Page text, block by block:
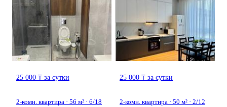
25 000 ₸ за сутки
2-комн. квартира · 56 м² · 6/18
25 000 ₸ за сутки
2-комн. квартира · 50 м² · 2/12